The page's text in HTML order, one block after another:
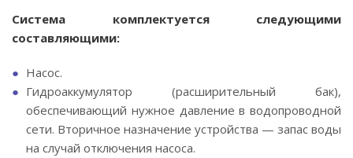
Система комплектуется следующими
составляющими:
Насос.
Гидроаккумулятор (расширительный бак),
обеспечивающий нужное давление в водопроводной
сети. Вторичное назначение устройства — запас воды
на случай отключения насоса.